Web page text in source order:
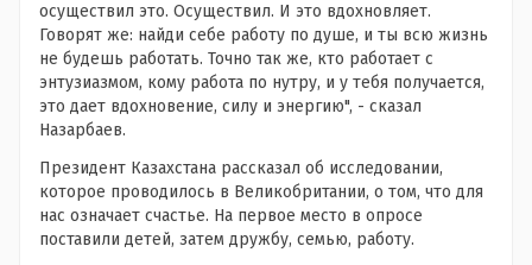
осуществил это. Осуществил. И это вдохновляет.
Говорят же: найди себе работу по душе, и ты всю жизнь
не будешь работать. Точно так же, кто работает с
энтузиазмом, кому работа по нутру, и у тебя получается,
это дает вдохновение, силу и энергию", - сказал
Назарбаев.
Президент Казахстана рассказал об исследовании,
которое проводилось в Великобритании, о том, что для
нас означает счастье. На первое место в опросе
поставили детей, затем дружбу, семью, работу.